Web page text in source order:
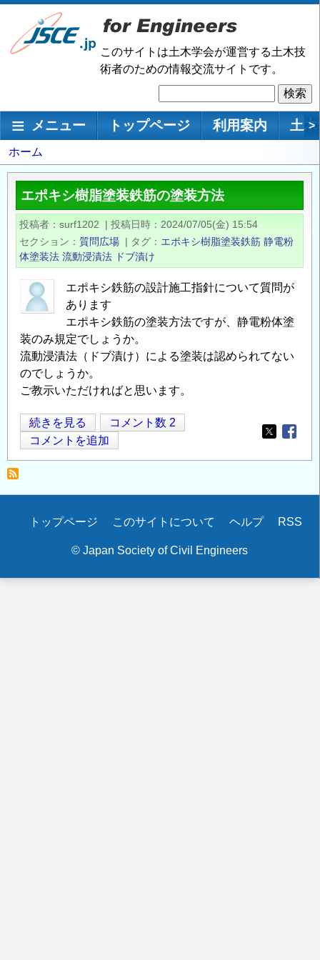
メ
ン
移
このサイトは土木学会が運営する土木技
術者のための情報交流サイトです。
索
メインナビゲーション
メニュー トップページ 利用案内 土 >
パ
ン
ず
ホーム
エポキシ樹脂塗装鉄筋の塗装方法
投稿者 surf1202 | 投稿日時
2024/07/05(金) 15:54
セクション
質問広場 | タグ エポキシ樹脂塗装鉄筋 静電粉
体塗装法 流動浸漬法 ドブ漬け
エポキシ鉄筋の設計施工指針について質問が
あります
エポキシ鉄筋の塗装方法ですが、静電粉体塗
装のみ規定でしょうか。
流動浸漬法（ドブ漬け）による塗装は認められてない
のでしょうか。
ご教示いただければと思います。
エ
ポ
キ
樹
塗
続きを見る
コメント数 2
コメントを追加
Opens in
Secondary
トップページ このサイトについて ヘルプ RSS
© Japan Society of Civil Engineers